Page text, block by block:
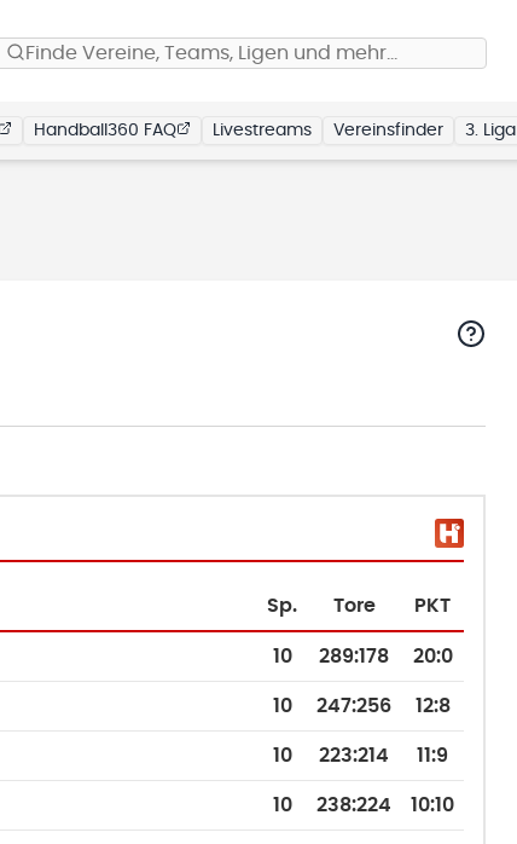
Finde Vereine, Teams, Ligen und mehr…
Handball360 FAQ Livestreams Vereinsfinder 3. Liga
Sp. Tore PKT
10 289:178 20:0
10 247:256 12:8
10 223:214 11:9
10 238:224 10:10